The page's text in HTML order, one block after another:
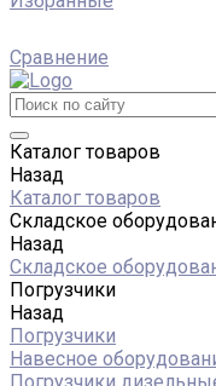
Сравнение
Каталог товаров
Назад
Каталог товаров
Складское
Назад
Складское
Погрузчики
Назад
Погрузчики
Навесное